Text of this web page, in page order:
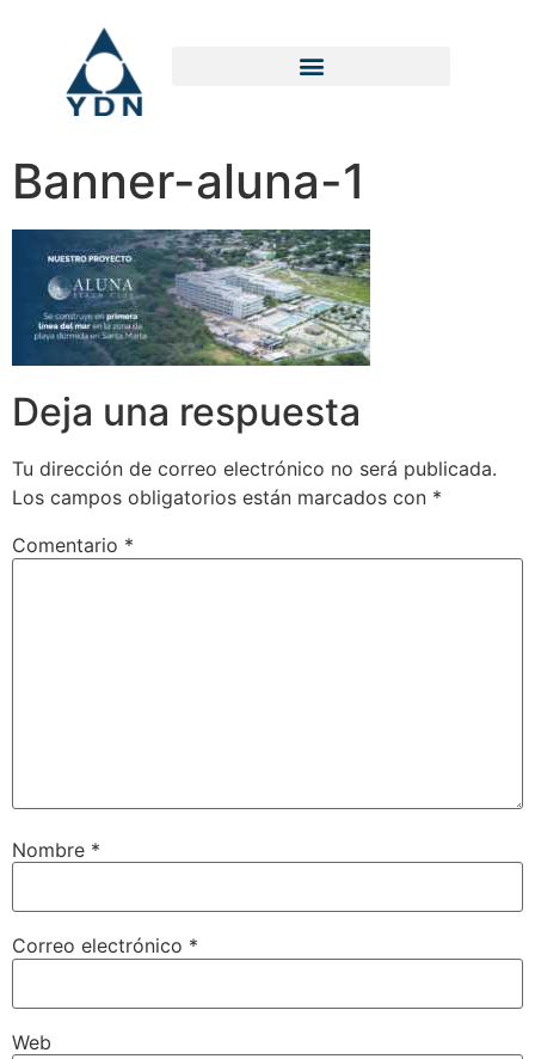
Banner-aluna-1
Deja una respuesta
Tu dirección de correo electrónico no será publicada.
Los campos obligatorios están marcados con *
Comentario *
Nombre *
Correo electrónico *
Web